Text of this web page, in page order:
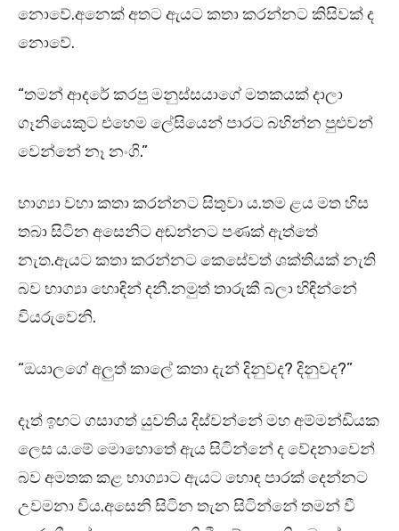
නොවේ.අනෙක් අතට ඇයට කතා කරන්නට කිසිවක් ද
නොවේ.
“තමන් ආදරේ කරපු මනුස්සයාගේ මතකයක් දාලා
ගෑනියෙකුට එහෙම ලේසියෙන් පාරට බහින්න පුළුවන්
වෙන්නේ නෑ නංගි.”
භාග්‍යා වහා කතා කරන්නට සිතුවා ය.තම ළය මත හිස
තබා සිටින අසෙනිට අඬන්නට පණක් ඇත්තේ
නැත.ඇයට කතා කරන්නට කෙසේවත් ශක්තියක් නැති
බව භාග්‍යා හොඳින් දනී.නමුත් තාරුකී බලා හිඳින්නේ
වියරුවෙනි.
“ඔයාලගේ අලුත් කාලේ කතා දැන් දිනුවද? දිනුවද?”
දෑත් ඉඟට ගසාගත් යුවතිය දිස්වන්නේ මහ අම්මන්ඩියක
ලෙස ය.මේ මොහොතේ ඇය සිටින්නේ ද වේදනාවෙන්
බව අමතක කළ භාග්‍යාට ඇයට හොඳ පාරක් දෙන්නට
උවමනා විය.අසෙනි සිටින තැන සිටින්නේ තමන් වී